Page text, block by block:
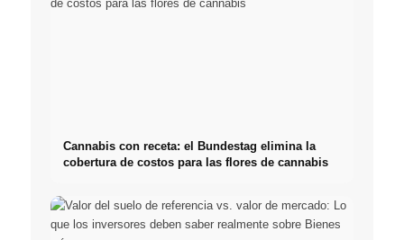
Cannabis con receta: el Bundestag elimina la
cobertura de costos para las flores de cannabis